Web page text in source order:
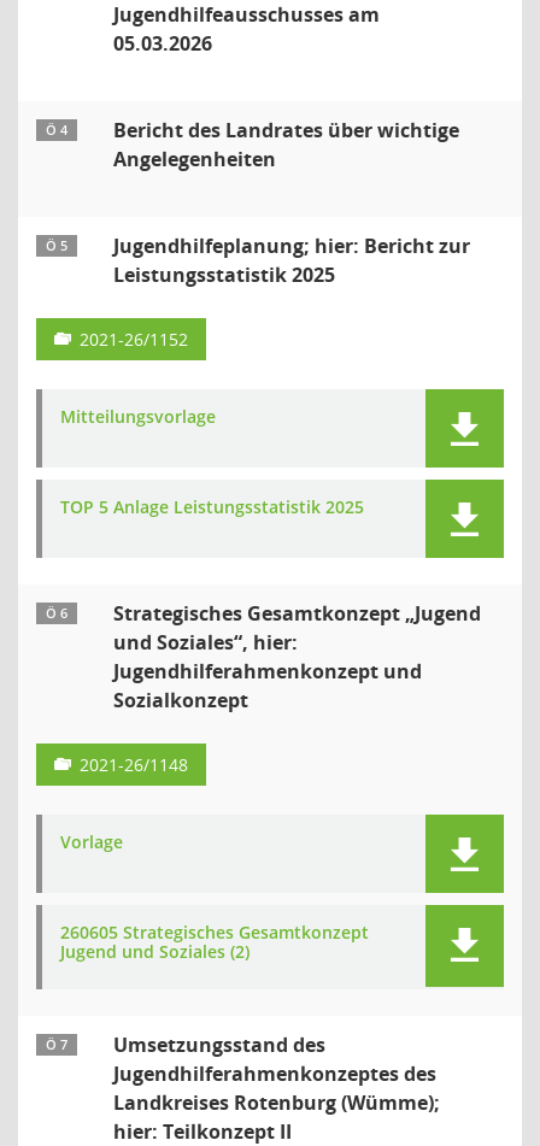
Jugendhilfeausschusses am
05.03.2026
Ö 4
Bericht des Landrates über wichtige
Angelegenheiten
Ö 5
Jugendhilfeplanung; hier: Bericht zur
Leistungsstatistik 2025
2021-26/1152
Mitteilungsvorlage
TOP 5 Anlage Leistungsstatistik 2025
Ö 6
Strategisches Gesamtkonzept „Jugend
und Soziales“, hier:
Jugendhilferahmenkonzept und
Sozialkonzept
2021-26/1148
Vorlage
260605 Strategisches Gesamtkonzept
Jugend und Soziales (2)
Ö 7
Umsetzungsstand des
Jugendhilferahmenkonzeptes des
Landkreises Rotenburg (Wümme);
hier: Teilkonzept II